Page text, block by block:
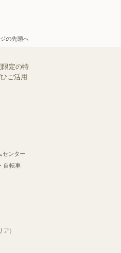
の先頭へ
限定の特
ご活用
センター
自転車
）